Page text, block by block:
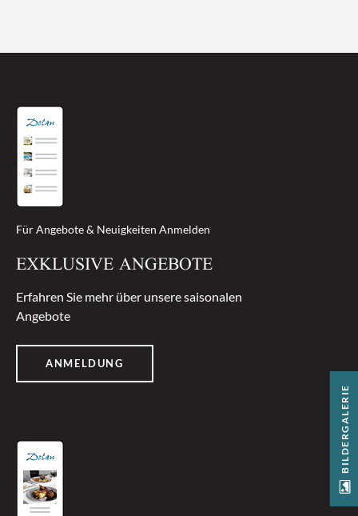
Für Angebote & Neuigkeiten Anmelden
EXKLUSIVE ANGEBOTE
Erfahren Sie mehr über unsere saisonalen
Angebote
ANMELDUNG
BILDERGALERIE